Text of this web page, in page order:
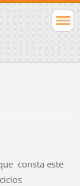
consta este